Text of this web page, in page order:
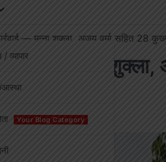
व्यापार
आस्था
Your Blog Category
— मुन्ना शुक्ला, अजय वर्मा सहित 28
— मुन्ना शुक्ला,